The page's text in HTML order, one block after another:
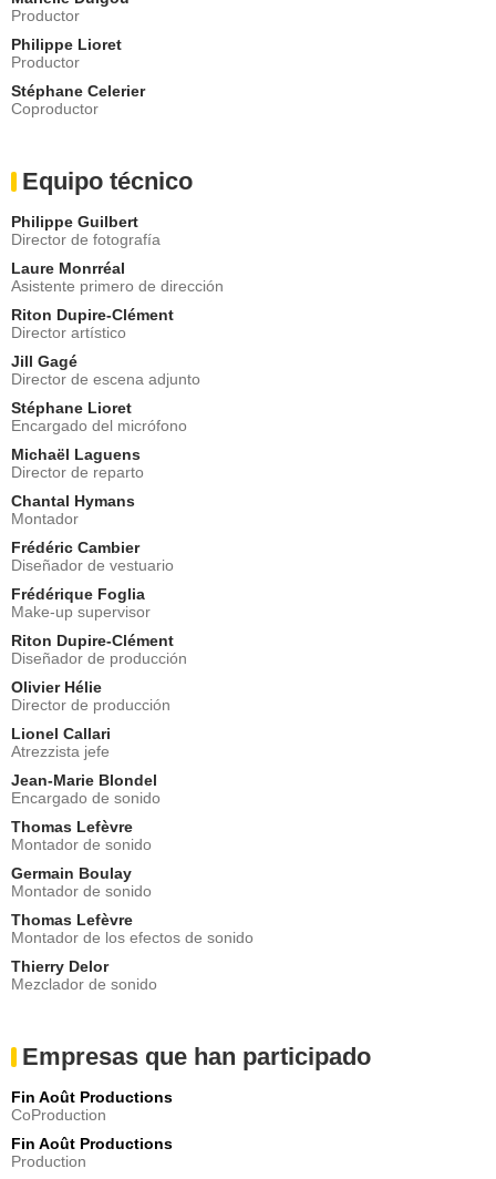
Productor
Philippe Lioret
Productor
Stéphane Celerier
Coproductor
Equipo técnico
Philippe Guilbert
Director de fotografía
Laure Monrréal
Asistente primero de dirección
Riton Dupire-Clément
Director artístico
Jill Gagé
Director de escena adjunto
Stéphane Lioret
Encargado del micrófono
Michaël Laguens
Director de reparto
Chantal Hymans
Montador
Frédéric Cambier
Diseñador de vestuario
Frédérique Foglia
Make-up supervisor
Riton Dupire-Clément
Diseñador de producción
Olivier Hélie
Director de producción
Lionel Callari
Atrezzista jefe
Jean-Marie Blondel
Encargado de sonido
Thomas Lefèvre
Montador de sonido
Germain Boulay
Montador de sonido
Thomas Lefèvre
Montador de los efectos de sonido
Thierry Delor
Mezclador de sonido
Empresas que han participado
Fin Août Productions
CoProduction
Fin Août Productions
Production